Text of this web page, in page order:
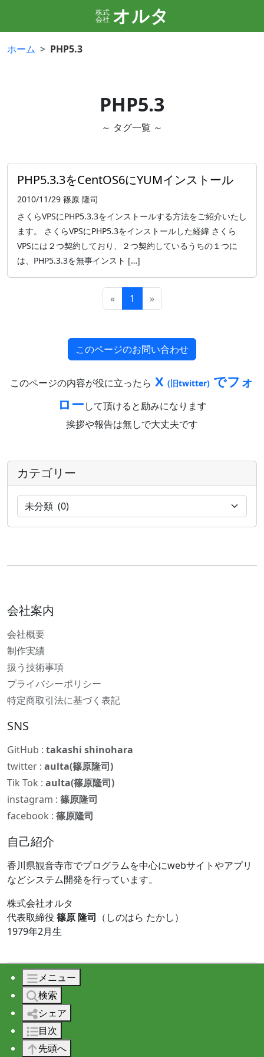
株式
会社 オルタ
ホーム PHP5.3
PHP5.3
～ タグ一覧 ～
PHP5.3.3をCentOS6にYUMインストール
2010/11/29 篠原 隆司
さくらVPSにPHP5.3.3をインストールする方法をご紹介いたし
ます。 さくらVPSにPHP5.3をインストールした経緯 さくら
VPSには２つ契約しており、２つ契約しているうちの１つに
は、PHP5.3.3を無事インスト […]
« 1 »
このページのお問い合わせ
このページの内容が役に立ったら X (旧twitter) でフォ
ローして頂けると励みになります
挨拶や報告は無しで大丈夫です
カテゴリー
会社案内
会社概要
制作実績
扱う技術事項
プライバシーポリシー
特定商取引法に基づく表記
SNS
GitHub : takashi shinohara
twitter : aulta(篠原隆司)
Tik Tok : aulta(篠原隆司)
instagram : 篠原隆司
facebook : 篠原隆司
自己紹介
香川県観音寺市でプログラムを中心にwebサイトやアプリ
などシステム開発を行っています。
株式会社オルタ
代表取締役 篠原 隆司 （しのはら たかし）
1979年2月生
© 2026 株式会社オルタ All rights reserved.
メニュー
検索
シェア
目次
先頭へ